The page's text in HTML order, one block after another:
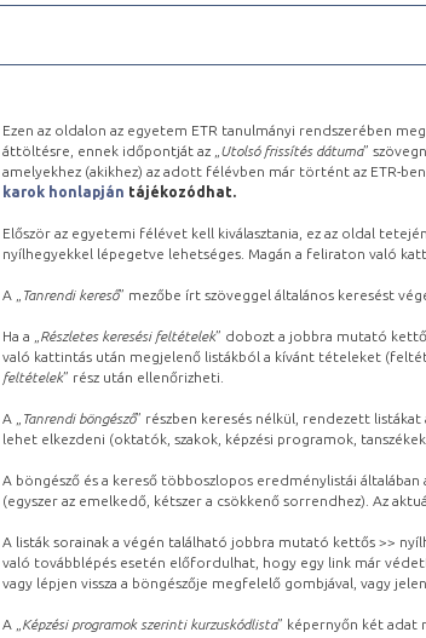
Ezen az oldalon az egyetem ETR tanulmányi rendszerében
áttöltésre, ennek időpontját az „ Utolsó frissítés dátuma”
amelyekhez (akikhez) az adott félévben már történt az ETR-
karok honlapján tájékozódhat.
Először az egyetemi félévet kell kiválasztania, ez az oldal tetején
nyílhegyekkel lépegetve lehetséges. Magán a feliraton való
A „ Tanrendi kereső” mezőbe írt szöveggel általános keresést
Ha a „ Részletes keresési feltételek” dobozt a jobbra mutató
való kattintás után megjelenő listákból a kívánt tételeket
feltételek” rész után ellenőrizheti.
A „ Tanrendi böngésző” részben keresés nélkül, rendezett
lehet elkezdeni (oktatók, szakok, képzési programok,
A böngésző és a kereső többoszlopos eredménylistái
(egyszer az emelkedő, kétszer a csökkenő sorrendhez). Az
A listák sorainak a végén található jobbra mutató kettős >>
való továbblépés esetén előfordulhat, hogy egy link már
vagy lépjen vissza a böngészője megfelelő gombjával, vagy
A „ Képzési programok szerinti kurzuskódlista” képernyőn két adat